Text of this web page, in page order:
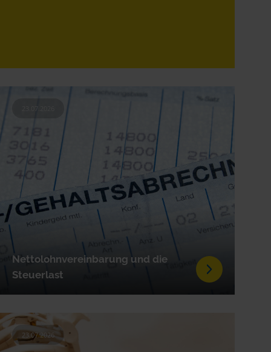
Nettolohnvereinbarung und die
Steuerlast
23.07.2026
23.07.2026